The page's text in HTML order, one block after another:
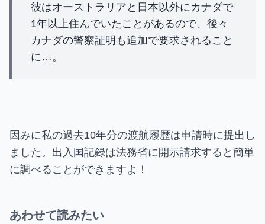
彼はオーストラリアと日本以外にカナダで
1年以上住んでいたことがあるので、後々
カナダの警察証明も追加で要求されること
に…。
因みに私の過去10年分の渡航履歴は申請時に提出し
ました。出入国記録は法務省に開示請求すると簡単
に調べることができますよ！
あわせて読みたい